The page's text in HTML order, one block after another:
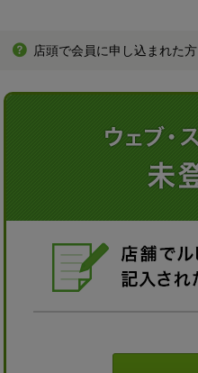
店頭で会員に申し込まれた